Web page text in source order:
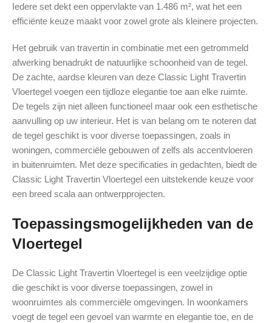
Iedere set dekt een oppervlakte van 1.486 m², wat het een
efficiënte keuze maakt voor zowel grote als kleinere projecten.
Het gebruik van travertin in combinatie met een getrommeld
afwerking benadrukt de natuurlijke schoonheid van de tegel.
De zachte, aardse kleuren van deze Classic Light Travertin
Vloertegel voegen een tijdloze elegantie toe aan elke ruimte.
De tegels zijn niet alleen functioneel maar ook een esthetische
aanvulling op uw interieur. Het is van belang om te noteren dat
de tegel geschikt is voor diverse toepassingen, zoals in
woningen, commerciële gebouwen of zelfs als accentvloeren
in buitenruimten. Met deze specificaties in gedachten, biedt de
Classic Light Travertin Vloertegel een uitstekende keuze voor
een breed scala aan ontwerpprojecten.
Toepassingsmogelijkheden van de
Vloertegel
De Classic Light Travertin Vloertegel is een veelzijdige optie
die geschikt is voor diverse toepassingen, zowel in
woonruimtes als commerciële omgevingen. In woonkamers
voegt de tegel een gevoel van warmte en elegantie toe, en de